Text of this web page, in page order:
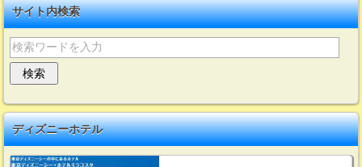
サイト内検索
ディズニーホテル